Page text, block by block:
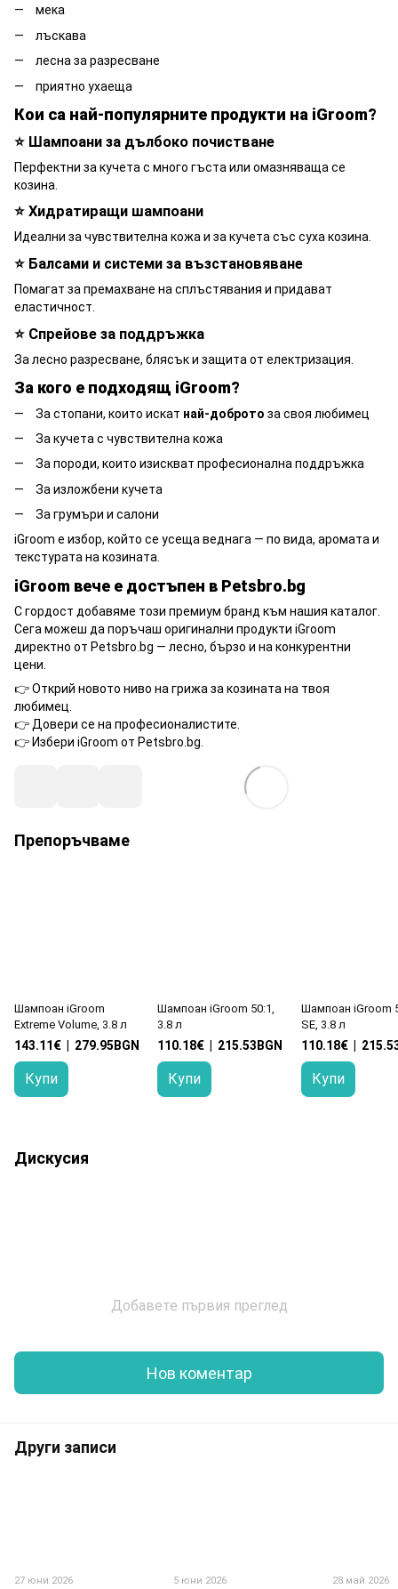
мека
лъскава
лесна за разресване
приятно ухаеща
Кои са най-популярните продукти на iGroom?
⭐ Шампоани за дълбоко почистване
Перфектни за кучета с много гъста или омазняваща се
козина.
⭐ Хидратиращи шампоани
Идеални за чувствителна кожа и за кучета със суха козина.
⭐ Балсами и системи за възстановяване
Помагат за премахване на сплъстявания и придават
еластичност.
⭐ Спрейове за поддръжка
За лесно разресване, блясък и защита от електризация.
За кого е подходящ iGroom?
За стопани, които искат най-доброто за своя любимец
За кучета с чувствителна кожа
За породи, които изискват професионална поддръжка
За изложбени кучета
За грумъри и салони
iGroom е избор, който се усеща веднага — по вида, аромата и
текстурата на козината.
iGroom вече е достъпен в Petsbro.bg
С гордост добавяме този премиум бранд към нашия каталог.
Сега можеш да поръчаш оригинални продукти iGroom
директно от Petsbro.bg — лесно, бързо и на конкурентни
цени.
👉 Открий новото ниво на грижа за козината на твоя
любимец.
👉 Довери се на професионалистите.
👉 Избери iGroom от Petsbro.bg.
Препоръчваме
Шампоан iGroom
Extreme Volume, 3.8 л
143.11€ 279.95BGN
Купи
Шампоан iGroom 50:1,
3.8 л
110.18€ 215.53BGN
Купи
Шампоан iGroom
SE, 3.8 л
110.18€
Купи
Дискусия
Добавете първия преглед
Нов коментар
Други записи
27 юни 2026 5 юни 2026 28 май 2026